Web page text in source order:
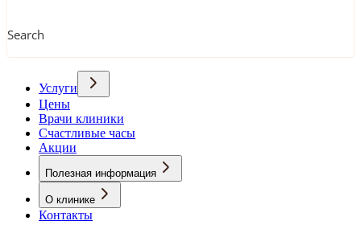
Search
Услуги
Цены
Врачи клиники
Счастливые часы
Акции
Полезная информация
О клинике
Контакты